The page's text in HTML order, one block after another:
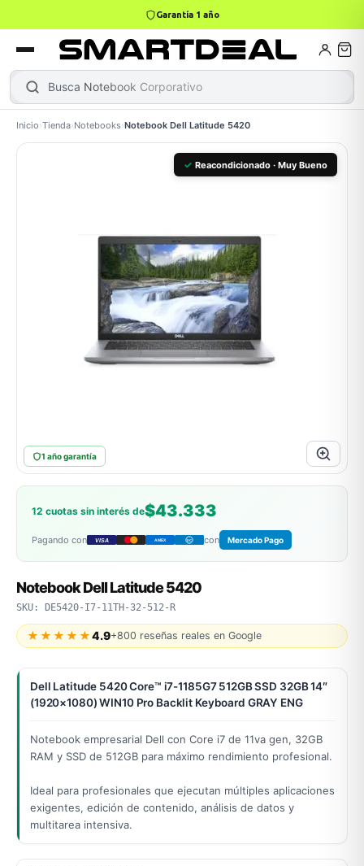
4,9 · +800 reseñas Google
Busca Notebook Co
ACER
→
Inicio›Tienda›Notebooks›Notebook Dell Latitude 5420
✓ Reacondicionado · Muy Bueno
1 año garantía
12 cuotas sin interés de$43.333
Pagando con VISA AMEX DC con Mercado Pago
Notebook Dell Latitude 5420
SKU: DE5420-I7-11TH-32-512-R
★★★★★4.9+800 reseñas reales en Google
Dell Latitude 5420 Core™ i7-1185G7 512GB SSD 32GB 14″
(1920×1080) WIN10 Pro Backlit Keyboard GRAY ENG
Notebook empresarial Dell con Core i7 de 11va gen, 32GB
RAM y SSD de 512GB para máximo rendimiento profesional.
Ideal para profesionales que ejecutan múltiples aplicaciones
exigentes, edición de contenido, análisis de datos y
multitarea intensiva.